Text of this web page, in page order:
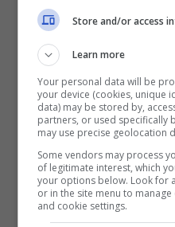
Store and/or access
Learn more
Your personal data will be
your device (cookies, unique
data) may be stored by,
partners, or used specifically
may use precise geolocation
Some vendors may process
of legitimate interest, which
your options below. Look for
or in the site menu to
and cookie settings.